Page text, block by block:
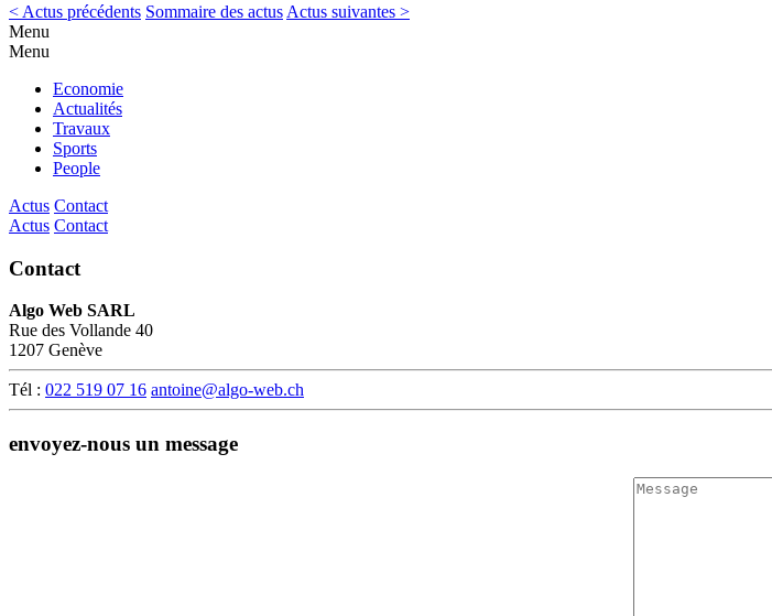
< Actus précédents Sommaire des actus Actus suivantes >
Menu
Menu
Economie
Actualités
Travaux
Sports
People
Actus Contact
Actus Contact
Contact
Algo Web SARL
Rue des Vollande 40
1207 Genève
Tél : 022 519 07 16 antoine@algo-web.ch
envoyez-nous un message